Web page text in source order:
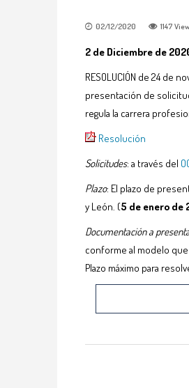
02/12/2020 1147
2 de Diciembre de
RESOLUCIÓN de 24 de
presentación de
regula la carrera
Resolución
Solicitudes: a través del
Plazo: El plazo de
y León. (5 de enero de
Documentación a
conforme al modelo
Plazo máximo para